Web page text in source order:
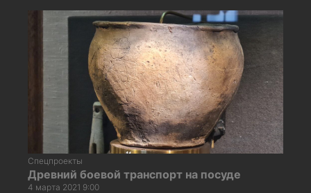
Спецпроекты
Древний боевой транспорт на посуде
4 марта 2021 9:00